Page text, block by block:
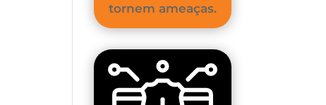
tornem ameaças.